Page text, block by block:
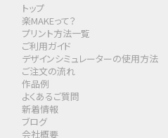
トップ
楽MAKEって？
プリント方法一覧
ご利用ガイド
デザインシミュレーターの使用方法
ご注文の流れ
作品例
よくあるご質問
新着情報
ブログ
会社概要